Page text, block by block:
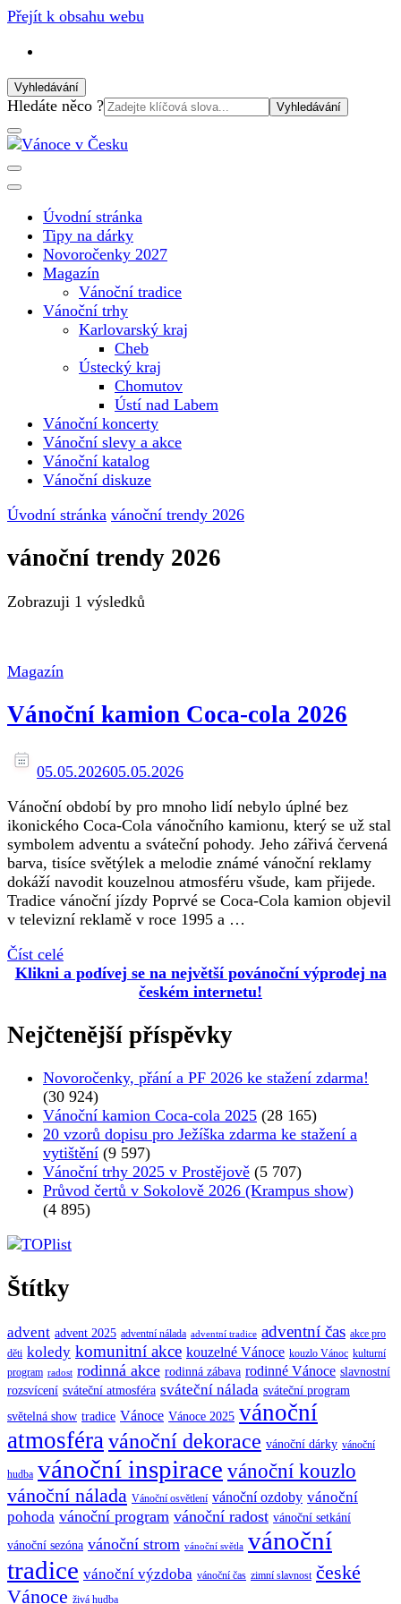
Přejít k obsahu webu
Vyhledávání
Vyhledat:
Hledáte něco ?
Vánoce v Česku
nejkrásnějším svátku v roce v České republice
Úvodní stránka
Tipy na dárky
Novoročenky 2027
Magazín
Vánoční tradice
Vánoční trhy
Karlovarský kraj
Cheb
Ústecký kraj
Chomutov
Ústí nad Labem
Vánoční koncerty
Vánoční slevy a akce
Vánoční katalog
Vánoční diskuze
Úvodní stránka vánoční trendy 2026
vánoční trendy 2026
Zobrazuji 1 výsledků
Magazín
Vánoční kamion Coca-cola 2026
05.05.202605.05.2026
Vánoční období by pro mnoho lidí nebylo úplné bez
ikonického Coca-Cola vánočního kamionu, který se už stal
symbolem adventu a sváteční pohody. Jeho zářivá červená
barva, tisíce světýlek a melodie známé vánoční reklamy
dokáží navodit kouzelnou atmosféru všude, kam přijede.
Tradice vánoční jízdy Poprvé se Coca-Cola kamion objevil
v televizní reklamě v roce 1995 a …
Číst celé
Klikni a podívej se na největší povánoční výprodej na
českém internetu!
Nejčtenější příspěvky
Novoročenky, přání a PF 2026 ke stažení zdarma!
(30 924)
Vánoční kamion Coca-cola 2025 (28 165)
20 vzorů dopisu pro Ježíška zdarma ke stažení a
vytištění (9 597)
Vánoční trhy 2025 v Prostějově (5 707)
Průvod čertů v Sokolově 2026 (Krampus show)
(4 895)
Štítky
advent advent 2025 adventní nálada adventní tradice adventní čas akce pro
děti koledy komunitní akce kouzelné Vánoce kouzlo Vánoc kulturní
program radost rodinná akce rodinná zábava rodinné Vánoce slavnostní
rozsvícení sváteční atmosféra sváteční nálada sváteční program
světelná show tradice Vánoce Vánoce 2025 vánoční
atmosféravánoční dekorace vánoční dárky vánoční
hudba vánoční inspirace vánoční kouzlo
vánoční nálada Vánoční osvětlení vánoční ozdoby vánoční
pohoda vánoční program vánoční radost vánoční setkání
vánoční sezóna vánoční strom vánoční světla vánoční
tradice vánoční výzdoba vánoční čas zimní slavnost české
Vánoce živá hudba